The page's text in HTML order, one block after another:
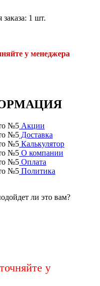
1 шт.
у менеджера
Акции
Доставка
Калькулятор
О компании
Оплата
Политика
ли это вам?
у